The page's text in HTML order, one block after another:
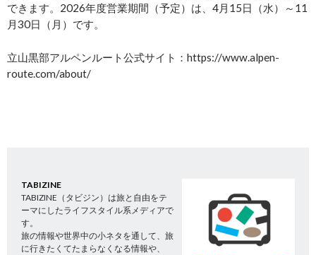
できます。2026年度営業期間（予定）は、4月15日（水）～11
月30日（月）です。
立山黒部アルペンルート公式サイト：https://www.alpen-
route.com/about/
TABIZINE
TABIZINE（タビジン）は旅と自由をテ
ーマにしたライフスタイル系メディアで
す。
旅の情報や世界中の小ネタを通して、旅
に行きたくてたまらなくなる情報や、